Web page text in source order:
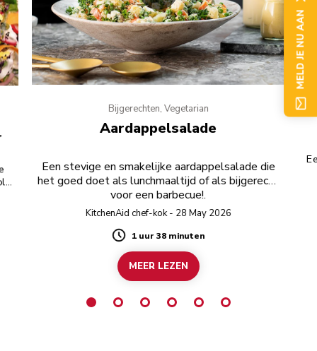
Bijgerechten, Vegetarian
Aardappelsalade
Een stevige en smakelijke aardappelsalade die
het goed doet als lunchmaaltijd of als bijgerecht
voor een barbecue!.
KitchenAid chef-kok - 28 May 2026
Duration
1 uur 38 minuten
MEER LEZEN
MELD JE NU AAN